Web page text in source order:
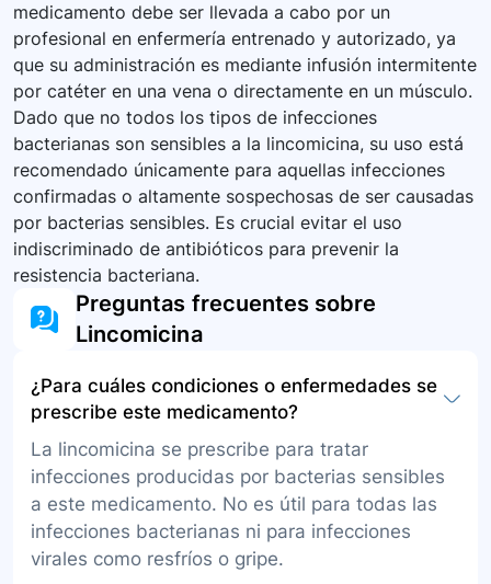
medicamento debe ser llevada a cabo por un
profesional en enfermería entrenado y autorizado, ya
que su administración es mediante infusión intermitente
por catéter en una vena o directamente en un músculo.
Dado que no todos los tipos de infecciones
bacterianas son sensibles a la lincomicina, su uso está
recomendado únicamente para aquellas infecciones
confirmadas o altamente sospechosas de ser causadas
por bacterias sensibles. Es crucial evitar el uso
indiscriminado de antibióticos para prevenir la
resistencia bacteriana.
Preguntas frecuentes sobre
Lincomicina
¿Para cuáles condiciones o enfermedades se
prescribe este medicamento?
La lincomicina se prescribe para tratar
infecciones producidas por bacterias sensibles
a este medicamento. No es útil para todas las
infecciones bacterianas ni para infecciones
virales como resfríos o gripe.